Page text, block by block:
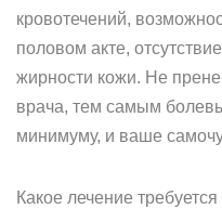
кровотечений,
половом акте,
жирности кожи. Не
врача, тем самым
минимуму, и ваше
Какое лечение